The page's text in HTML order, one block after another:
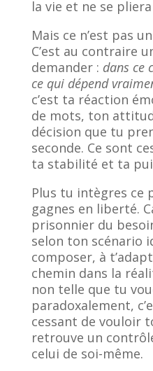
la vie et ne se
Mais ce n’est pas
C’est au contraire
demander : dans ce
ce qui dépend
c’est ta réaction
de mots, ton
décision que tu
seconde. Ce sont
ta stabilité et ta
Plus tu intègres ce
gagnes en liberté.
prisonnier du
selon ton scénario
composer, à
chemin dans la
non telle que tu
paradoxalement,
cessant de vouloir
retrouve un
celui de soi-même.